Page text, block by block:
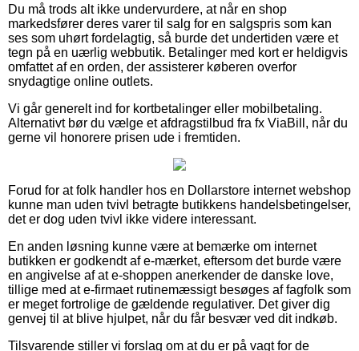
Du må trods alt ikke undervurdere, at når en shop
markedsfører deres varer til salg for en salgspris som kan
ses som uhørt fordelagtig, så burde det undertiden være et
tegn på en uærlig webbutik. Betalinger med kort er heldigvis
omfattet af en orden, der assisterer køberen overfor
snydagtige online outlets.
Vi går generelt ind for kortbetalinger eller mobilbetaling.
Alternativt bør du vælge et afdragstilbud fra fx ViaBill, når du
gerne vil honorere prisen ude i fremtiden.
Forud for at folk handler hos en Dollarstore internet webshop
kunne man uden tvivl betragte butikkens handelsbetingelser,
det er dog uden tvivl ikke videre interessant.
En anden løsning kunne være at bemærke om internet
butikken er godkendt af e-mærket, eftersom det burde være
en angivelse af at e-shoppen anerkender de danske love,
tillige med at e-firmaet rutinemæssigt besøges af fagfolk som
er meget fortrolige de gældende regulativer. Det giver dig
genvej til at blive hjulpet, når du får besvær ved dit indkøb.
Tilsvarende stiller vi forslag om at du er på vagt for de